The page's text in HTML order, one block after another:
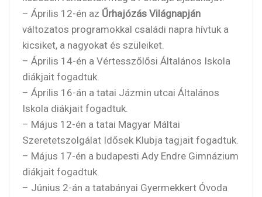
– Április 12-én az Űrhajózás Világnapján
változatos programokkal családi napra hívtuk a
kicsiket, a nagyokat és szüleiket.
– Április 14-én a Vértesszőlősi Általános Iskola
diákjait fogadtuk.
– Április 16-án a tatai Jázmin utcai Általános
Iskola diákjait fogadtuk.
– Május 12-én a tatai Magyar Máltai
Szeretetszolgálat Idősek Klubja tagjait fogadtuk.
– Május 17-én a budapesti Ady Endre Gimnázium
diákjait fogadtuk.
– Június 2-án a tatabányai Gyermekkert Óvoda